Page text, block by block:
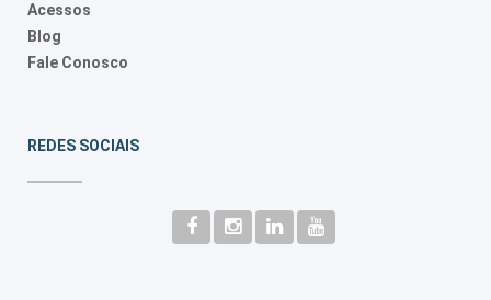
Acessos
Blog
Fale Conosco
REDES SOCIAIS